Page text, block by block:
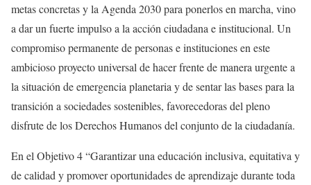
metas concretas y la Agenda 2030 para ponerlos en marcha, vino
a dar un fuerte impulso a la acción ciudadana e institucional. Un
compromiso permanente de personas e instituciones en este
ambicioso proyecto universal de hacer frente de manera urgente a
la situación de emergencia planetaria y de sentar las bases para la
transición a sociedades sostenibles, favorecedoras del pleno
disfrute de los Derechos Humanos del conjunto de la ciudadanía.
En el Objetivo 4 “Garantizar una educación inclusiva, equitativa y
de calidad y promover oportunidades de aprendizaje durante toda